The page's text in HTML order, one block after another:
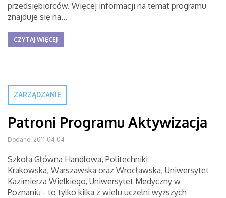
przedsiębiorców. Więcej informacji na temat programu
znajduje się na...
CZYTAJ WIĘCEJ
ZARZĄDZANIE
Patroni Programu Aktywizacja
Dodano: 2011-04-04
Szkoła Główna Handlowa, Politechniki
Krakowska, Warszawska oraz Wrocławska, Uniwersytet
Kazimierza Wielkiego, Uniwersytet Medyczny w
Poznaniu - to tylko kilka z wielu uczelni wyższych